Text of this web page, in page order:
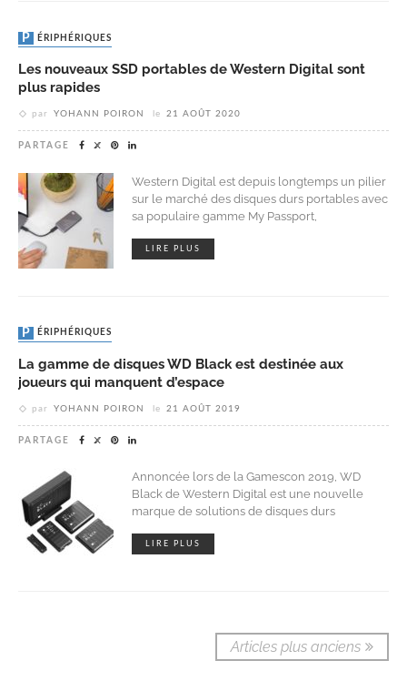
PÉRIPHÉRIQUES
Les nouveaux SSD portables de Western Digital sont
plus rapides
par YOHANN POIRON le 21 AOÛT 2020
PARTAGE
Western Digital est depuis longtemps un pilier
sur le marché des disques durs portables avec
sa populaire gamme My Passport,
LIRE PLUS
PÉRIPHÉRIQUES
La gamme de disques WD Black est destinée aux
joueurs qui manquent d’espace
par YOHANN POIRON le 21 AOÛT 2019
PARTAGE
Annoncée lors de la Gamescon 2019, WD
Black de Western Digital est une nouvelle
marque de solutions de disques durs
LIRE PLUS
Articles plus anciens